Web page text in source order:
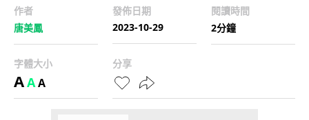
作者
唐美鳳
發佈日期
2023-10-29
閱讀時間
2分鐘
字體大小
AAA
分享